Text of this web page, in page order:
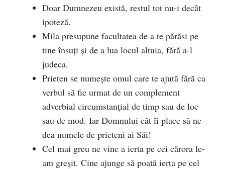
Doar Dumnezeu există, restul tot nu-i decât
ipoteză.
Mila presupune facultatea de a te părăsi pe
tine însuți și de a lua locul altuia, fără a-l
judeca.
Prieten se numește omul care te ajută fără ca
verbul să fie urmat de un complement
adverbial circumstanțial de timp sau de loc
sau de mod. Iar Domnului cât îi place să ne
dea numele de prieteni ai Săi!
Cel mai greu ne vine a ierta pe cei cărora le-
am greșit. Cine ajunge să poată ierta pe cel